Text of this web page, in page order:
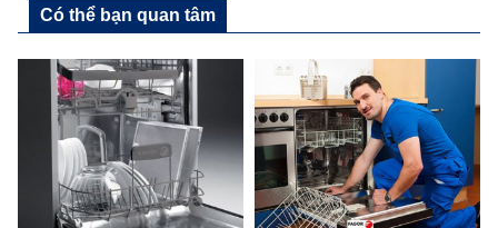
Có thể bạn quan tâm